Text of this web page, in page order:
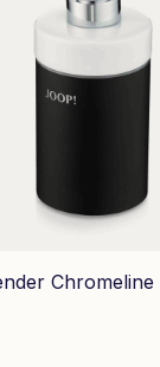
Chromeline